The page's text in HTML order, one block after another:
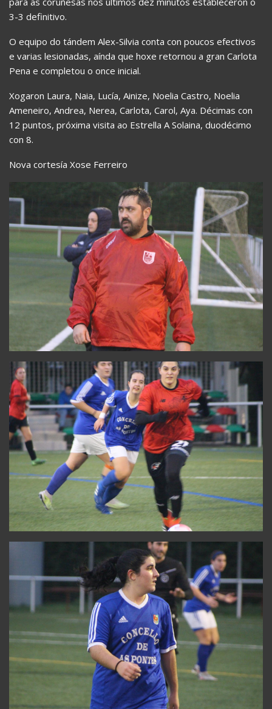
3-3 definitivo.
O equipo do tándem Alex-Silvia conta con poucos efectivos
e varias lesionadas, aínda que hoxe retornou a gran Carlota
Pena e completou o once inicial.
Xogaron Laura, Naia, Lucía, Ainize, Noelia Castro, Noelia
Ameneiro, Andrea, Nerea, Carlota, Carol, Aya. Décimas con
12 puntos, próxima visita ao Estrella A Solaina, duodécimo
con 8.
Nova cortesía Xose Ferreiro